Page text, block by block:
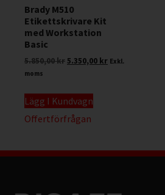
Brady M510
Etikettskrivare Kit
med Workstation
Basic
5.850,00kr5.350,00 kr Exkl.
moms
Lägg I Kundvagn
Offertförfrågan